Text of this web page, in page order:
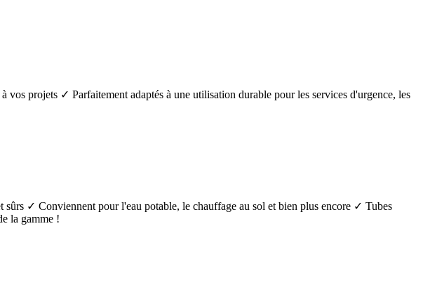
vos projets ✓ Parfaitement adaptés à une utilisation durable pour les services d'urgence, les
✓ Conviennent pour l'eau potable, le chauffage au sol et bien plus encore ✓ Tubes
la gamme !